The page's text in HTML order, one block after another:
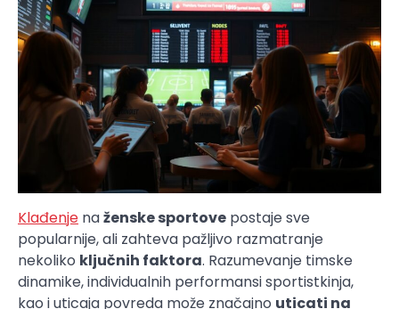
Klađenje naženske sportove postaje sve
popularnije, ali zahteva pažljivo razmatranje
nekoliko ključnih faktora. Razumevanje timske
dinamike, individualnih performansi sportistkinja,
kao i uticaja povreda može značajno uticati na